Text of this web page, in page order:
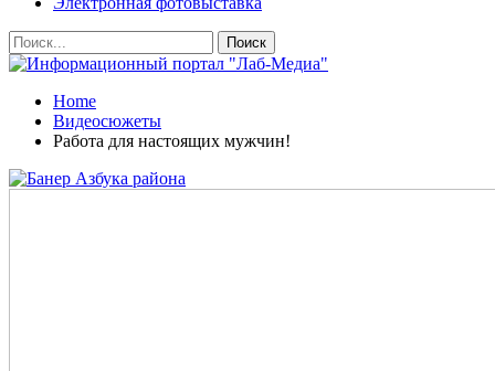
Home
Видеосюжеты
Работа для настоящих мужчин!